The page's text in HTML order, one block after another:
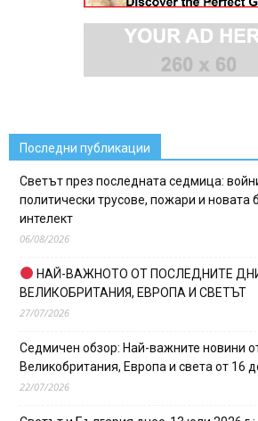
Последни публикации
Светът през последната седмица:
политически трусове, пожари и новата
интелект
06/08/2026
НАЙ-ВАЖНОТО ОТ ПОСЛЕДНИТЕ
ВЕЛИКОБРИТАНИЯ, ЕВРОПА И СВЕТЪТ
27/07/2026
Седмичен обзор: Най-важните новини
Великобритания, Европа и света от 16
22/07/2026